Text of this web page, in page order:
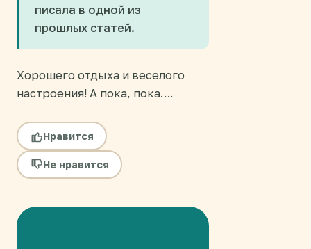
писала в одной из
прошлых статей.
Хорошего отдыха и веселого
настроения! А пока, пока….
Нравится
Не нравится